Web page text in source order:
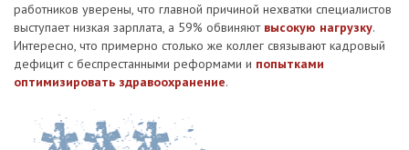
работников уверены, что главной причиной нехватки специалистов
выступает низкая зарплата, а 59% обвиняют высокую нагрузку.
Интересно, что примерно столько же коллег связывают кадровый
дефицит с беспрестанными реформами и попытками
оптимизировать здравоохранение.